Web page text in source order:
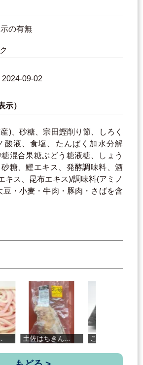
の有無
09-02
示）
)、砂糖、宗田鰹削り節、しろく
酸液、食塩、たんぱく加水分解
混合果糖ぶどう糖液糖、しょう
糖、鰹エキス、発酵調味料、酒
キス、昆布エキス)/調味料(アミノ
豆・小麦・牛肉・豚肉・さばを含
土佐はちきん... これが高知の...